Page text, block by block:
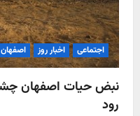
اجتماعی اخبار روز اصفهان
نبض حیات اصفهان
رود